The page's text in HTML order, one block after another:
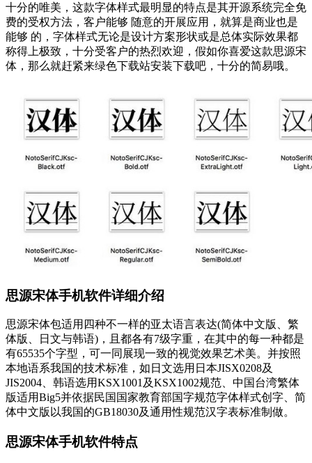
十分的唯美，这款字体样式最明显的特点是其开源系统完全免
费的受权方法，客户能够 随意的开展应用，就算是商业也是
能够 的，字体样式无论是设计方案形状或是总体实际效果都
称得上极致，十分受客户的热烈欢迎，假如你喜爱这款思源宋
体，那么就赶紧来绿色下载站安装下载吧，十分的简易哦。
思源宋体手机软件详细介绍
思源宋体包适用四种不一样的亚太语言表达(简体中文版、繁
体版、日文与韩语)，且都各有7级字重，在其中的每一种都是
有65535个字型，可一同展现一致的视觉效果艺术美。并按照
本地语系我国的技术标准，如日文选用日本JISX0208及
JIS2004、韩语选用KSX1001及KSX1002规范、中国台湾繁体
版适用Big5并依据民国国家教育部国字规范字体样式创字、简
体中文版以我国的GB18030及通用性规范汉字表标准制做。
思源宋体手机软件特点